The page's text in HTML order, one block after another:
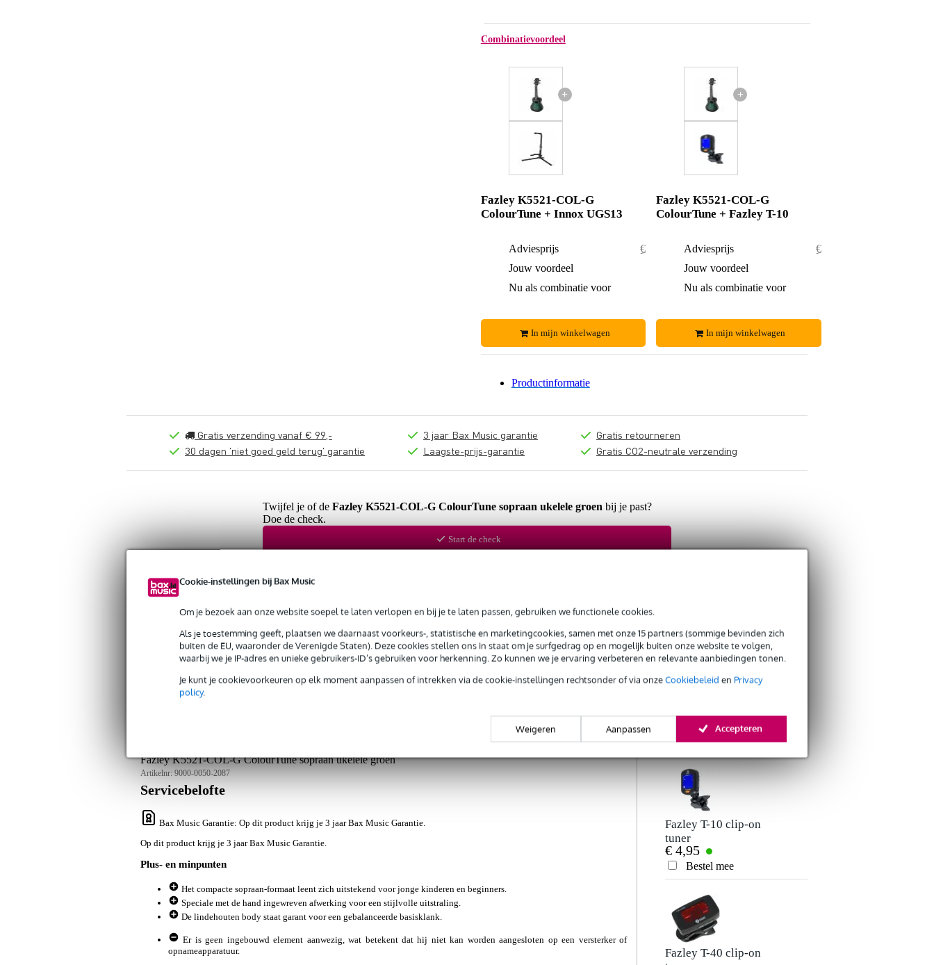
Cookie-instellingen bij Bax Music
Om je bezoek aan onze website soepel te laten verlopen en bij je te laten passen, gebruiken we functionele cookies.
Als je toestemming geeft, plaatsen we daarnaast voorkeurs-, statistische en marketingcookies, samen met onze 15 partners (sommige bevinden zich
buiten de EU, waaronder de Verenigde Staten). Deze cookies stellen ons in staat om je surfgedrag op en mogelijk buiten onze website te volgen,
waarbij we je IP-adres en unieke gebruikers-ID’s gebruiken voor herkenning. Zo kunnen we je ervaring verbeteren en relevante aanbiedingen tonen.
Je kunt je cookievoorkeuren op elk moment aanpassen of intrekken via de cookie-instellingen rechtsonder of via onzeCookiebeleid en Privacy
policy.
Weigeren Aanpassen Accepteren
Combinatievoordeel
+
Fazley K5521-COL-G
ColourTune + Innox UGS13
Adviesprijs
€ 64,95
Jouw voordeel
Nu als combinatie voor
In mijn winkelwagen
+
Fazley K5521-COL-G
ColourTune + Fazley T-10
Adviesprijs
€ 59,95
Jouw voordeel
Nu als combinatie voor
In mijn winkelwagen
Productinformatie
Gratis verzending vanaf € 99,-
30 dagen 'niet goed geld terug' garantie
3 jaar Bax Music garantie
Laagste-prijs-garantie
Gratis retourneren
Gratis CO2-neutrale verzending
Twijfel je of de Fazley K5521-COL-G ColourTune sopraan ukelele groen bij je past?
Doe de check.
Start de check
Fazley K5521-COL-G ColourTune sopraan ukelele groen
Artikelnr: 9000-0050-2087
Servicebelofte
Bax Music Garantie: Op dit product krijg je 3 jaar Bax Music Garantie.
Op dit product krijg je 3 jaar Bax Music Garantie.
Plus- en minpunten
Het compacte sopraan-formaat leent zich uitstekend voor jonge kinderen en beginners.
Speciale met de hand ingewreven afwerking voor een stijlvolle uitstraling.
De lindehouten body staat garant voor een gebalanceerde basisklank.
Er is geen ingebouwd element aanwezig, wat betekent dat hij niet kan worden aangesloten op een versterker of
opnameapparatuur.
ANDEREN KOCHTEN
OOK
Fazley T-10 clip-on
tuner
€ 4,95
Bestel mee
Fazley T-40 clip-on